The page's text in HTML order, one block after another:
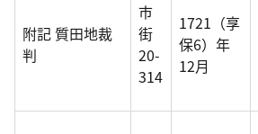
附記 質田地裁
判
市
街
20-
314
1721（享
保6）年
12月